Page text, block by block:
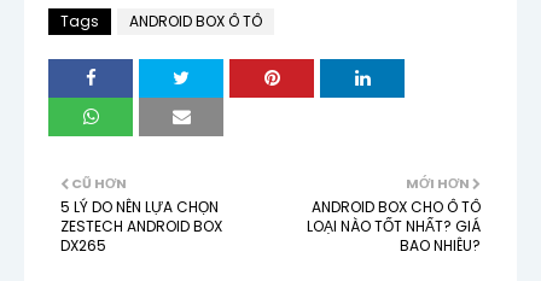
Tags ANDROID BOX Ô TÔ
MỚI HƠN
ANDROID BOX CHO Ô TÔ
LOẠI NÀO TỐT NHẤT? GIÁ
BAO NHIÊU?
CŨ HƠN
5 LÝ DO NÊN LỰA CHỌN
ZESTECH ANDROID BOX
DX265